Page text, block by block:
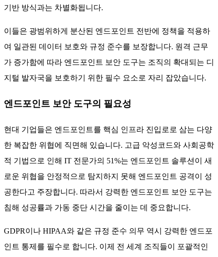
기반 방식과는 차별화됩니다.
이들은 광범위하게 분산된 엔드포인트 전반에 정책을 적용하
여 일관된 데이터 보호와 규정 준수를 보장합니다. 원격 근무
가 증가함에 따라 엔드포인트 보안 도구는 조직의 확대되는 디
지털 발자국을 보호하기 위한 필수 요소로 자리 잡았습니다.
엔드포인트 보안 도구의 필요성
현대 기업들은 엔드포인트를 핵심 인프라 진입로로 삼는 다양
한 복잡한 위협에 직면해 있습니다. 고급 악성코드와 사회공학
적 기법으로 인해 IT 전문가의 51%는 엔드포인트 솔루션이 새
로운 위협을 안정적으로 탐지하지 못해 엔드포인트 공격이 성
공한다고 주장합니다. 따라서 강력한 엔드포인트 보안 도구는
침해 성공률과 가동 중단 시간을 줄이는 데 중요합니다.
GDPR이나 HIPAA와 같은 규정 준수 의무 역시 강력한 엔드포
인트 통제를 필수로 합니다. 이제 전 세계 조직들이 포괄적인